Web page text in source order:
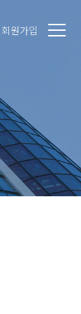
회원가입